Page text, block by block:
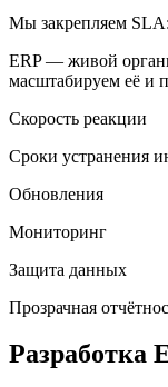
Мы закрепляем SLA:
ERP — живой
масштабируем её и
Скорость реакции
Сроки устранения
Обновления
Мониторинг
Защита данных
Прозрачная
Разработка